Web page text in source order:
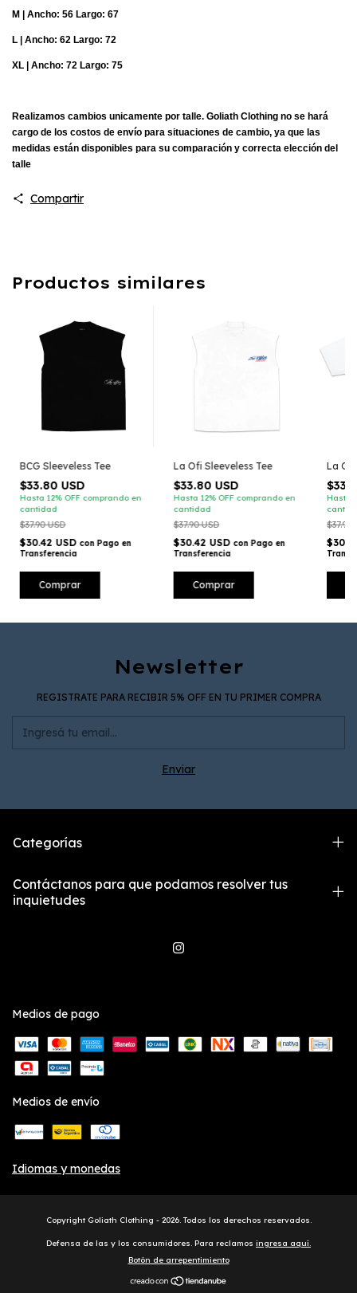
M | Ancho: 56 Largo: 67
L | Ancho: 62 Largo: 72
XL | Ancho: 72 Largo: 75
Realizamos cambios unicamente por talle. Goliath Clothing no se hará
cargo de los costos de envío para situaciones de cambio, ya que las
medidas están disponibles para su comparación y correcta elección del
talle
Compartir
Productos similares
BCG Sleeveless Tee
$33.80 USD
Hasta 12% OFF comprando en
cantidad
$37.90 USD
$30.42 USD con Pago en
Transferencia
Comprar
La Ofi Sleeveless Tee
$33.80 USD
Hasta 12% OFF comprando en
cantidad
$37.90 USD
$30.42 USD con Pago en
Transferencia
Comprar
La Ofi
Hasta
$37.90
Newsletter
REGISTRATE PARA RECIBIR 5% OFF EN TU PRIMER COMPRA
Categorías
Contáctanos para que podamos resolver tus
inquietudes
Medios de pago
Medios de envío
Idiomas y monedas
Copyright Goliath Clothing - 2026. Todos los derechos reservados.
Defensa de las y los consumidores. Para reclamos ingresa aquí.
Botón de arrepentimiento